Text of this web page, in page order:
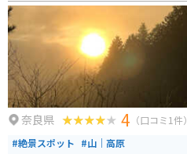
楽しんでみてはいかがでしょうか。
奈良県 4 （口コミ1件）
#絶景スポット #山｜高原